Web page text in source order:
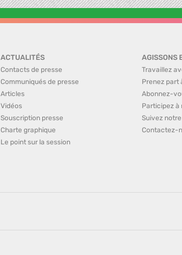
ACTUALITÉS
Contacts de presse
Communiqués de presse
Articles
Vidéos
Souscription presse
Charte graphique
Le point sur la session
AGISSONS
Travaillez
Prenez part
Abonnez-
Participez à
Suivez
Contactez-